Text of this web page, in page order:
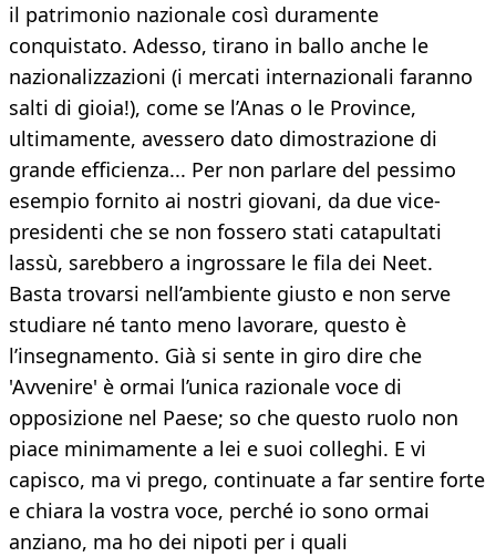
il patrimonio nazionale così duramente
conquistato. Adesso, tirano in ballo anche le
nazionalizzazioni (i mercati internazionali faranno
salti di gioia!), come se l’Anas o le Province,
ultimamente, avessero dato dimostrazione di
grande efficienza... Per non parlare del pessimo
esempio fornito ai nostri giovani, da due vice-
presidenti che se non fossero stati catapultati
lassù, sarebbero a ingrossare le fila dei Neet.
Basta trovarsi nell’ambiente giusto e non serve
studiare né tanto meno lavorare, questo è
l’insegnamento. Già si sente in giro dire che
'Avvenire' è ormai l’unica razionale voce di
opposizione nel Paese; so che questo ruolo non
piace minimamente a lei e suoi colleghi. E vi
capisco, ma vi prego, continuate a far sentire forte
e chiara la vostra voce, perché io sono ormai
anziano, ma ho dei nipoti per i quali